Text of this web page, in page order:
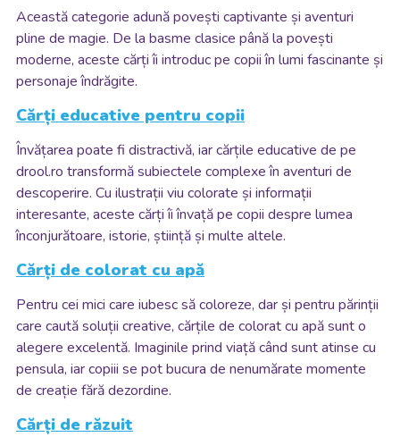
Această categorie adună povești captivante și aventuri
pline de magie. De la basme clasice până la povești
moderne, aceste cărți îi introduc pe copii în lumi fascinante și
personaje îndrăgite.
Cărți educative pentru copii
Învățarea poate fi distractivă, iar cărțile educative de pe
drool.ro transformă subiectele complexe în aventuri de
descoperire. Cu ilustrații viu colorate și informații
interesante, aceste cărți îi învață pe copii despre lumea
înconjurătoare, istorie, știință și multe altele.
Cărți de colorat cu apă
Pentru cei mici care iubesc să coloreze, dar și pentru părinții
care caută soluții creative, cărțile de colorat cu apă sunt o
alegere excelentă. Imaginile prind viață când sunt atinse cu
pensula, iar copiii se pot bucura de nenumărate momente
de creație fără dezordine.
Cărți de răzuit